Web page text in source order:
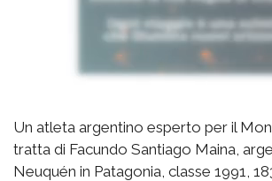
Un atleta argentino esperto per il
tratta di Facundo Santiago Maina,
Neuquén in Patagonia, classe 1991,